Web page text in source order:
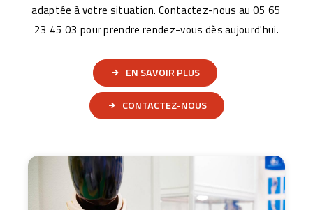
adaptée à votre situation. Contactez-nous au 05 65
23 45 03 pour prendre rendez-vous dès aujourd'hui.
EN SAVOIR PLUS
CONTACTEZ-NOUS